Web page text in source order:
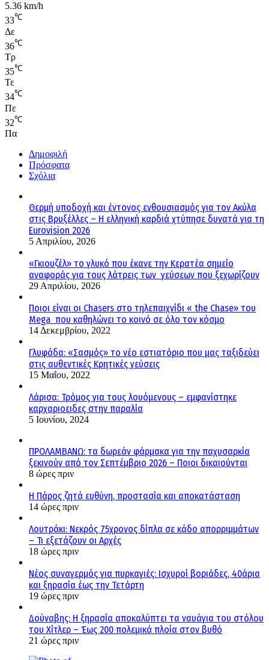
5.36 km/h
33℃
Δε
36℃
Τρ
35℃
Τε
34℃
Πε
32℃
Πα
Δημοφιλή
Πρόσφατα
Σχόλια
Θερμή υποδοχή και έντονος ενθουσιασμός για τον Ακύλα
στις Βρυξέλλες – Η ελληνική καρδιά χτύπησε δυνατά για τη
Eurovision 2026
5 Απριλίου, 2026
«Γκιουζέλ» το γλυκό που έκανε την Κερατέα σημείο
αναφοράς για τους λάτρεις των γεύσεων που ξεχωρίζουν
29 Απριλίου, 2026
Ποιοι είναι οι Chasers στο τηλεπαιχνίδι « the Chase» του
Mega που καθηλώνει το κοινό σε όλο τον κόσμο
14 Δεκεμβρίου, 2022
Γλυφάδα: «Σασμός» το νέο εστιατόριο που μας ταξιδεύει
στις αυθεντικές Κρητικές γεύσεις
15 Μαΐου, 2022
Λάρισα: Τρόμος για τους λουόμενους – εμφανίστηκε
καρχαριοειδες στην παραλία
5 Ιουνίου, 2024
ΠΡΟΛΑΜΒΑΝΩ: τα δωρεάν φάρμακα για την παχυσαρκία
ξεκινούν από τον Σεπτέμβριο 2026 – Ποιοι δικαιούνται
8 ώρες πριν
Η Πάρος ζητά ευθύνη, προστασία και αποκατάσταση
14 ώρες πριν
Λουτράκι: Νεκρός 75χρονος δίπλα σε κάδο απορριμμάτων
– Τι εξετάζουν οι Αρχές
18 ώρες πριν
Νέος συναγερμός για πυρκαγιές: Ισχυροί βοριάδες, 40άρια
και ξηρασία έως την Τετάρτη
19 ώρες πριν
Δούναβης: Η ξηρασία αποκαλύπτει τα ναυάγια του στόλου
του Χίτλερ – Έως 200 πολεμικά πλοία στον βυθό
21 ώρες πριν